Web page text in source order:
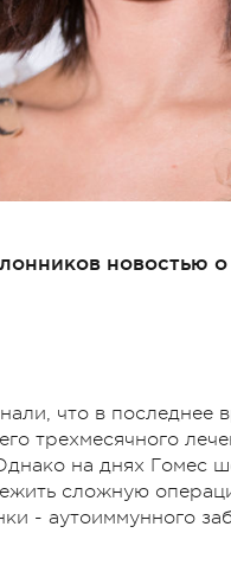
новостью
что в
трехмесячного
на днях Гомес
сложную
- аутоиммунного